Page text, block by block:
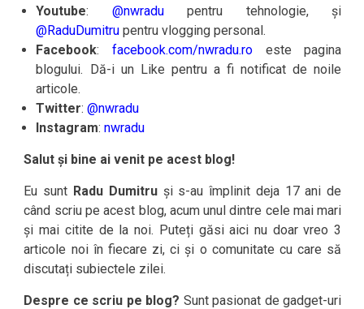
Youtube: @nwradupentru tehnologie, și
@RaduDumitru pentru vlogging personal.
Facebook:facebook.com/nwradu.ro este pagina
blogului. Dă-i un Like pentru a fi notificat de noile
articole.
Twitter:@nwradu
Instagram:nwradu
Salut și bine ai venit pe acest blog!
Eu sunt Radu Dumitruși s-au împlinit deja 17 ani de
când scriu pe acest blog, acum unul dintre cele mai mari
și mai citite de la noi. Puteți găsi aici nu doar vreo 3
articole noi în fiecare zi, ci și o comunitate cu care să
discutați subiectele zilei.
Despre ce scriu pe blog? Sunt pasionat de gadget-uri